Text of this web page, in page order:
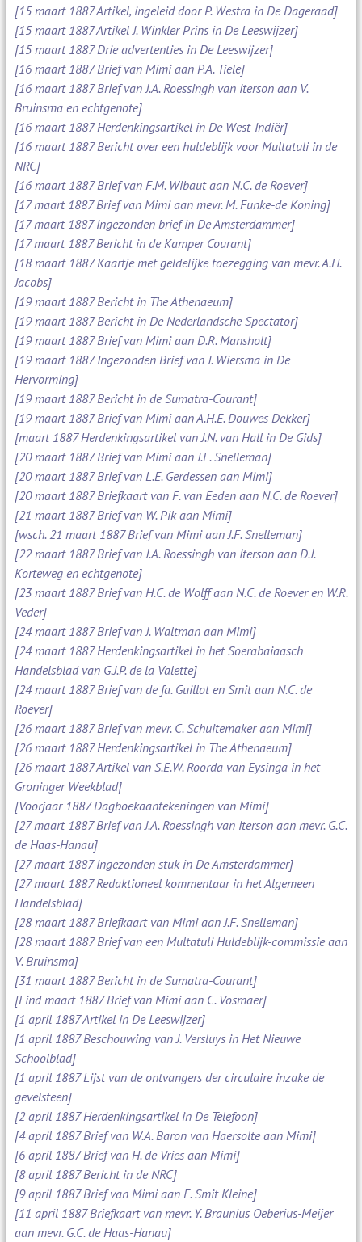
[15 maart 1887 Artikel, ingeleid door P. Westra in De Dageraad]
[15 maart 1887 Artikel J. Winkler Prins in De Leeswijzer]
[15 maart 1887 Drie advertenties in De Leeswijzer]
[16 maart 1887 Brief van Mimi aan P.A. Tiele]
[16 maart 1887 Brief van J.A. Roessingh van Iterson aan V.
Bruinsma en echtgenote]
[16 maart 1887 Herdenkingsartikel in De West-Indiër]
[16 maart 1887 Bericht over een huldeblijk voor Multatuli in de
NRC]
[16 maart 1887 Brief van F.M. Wibaut aan N.C. de Roever]
[17 maart 1887 Brief van Mimi aan mevr. M. Funke-de Koning]
[17 maart 1887 Ingezonden brief in De Amsterdammer]
[17 maart 1887 Bericht in de Kamper Courant]
[18 maart 1887 Kaartje met geldelijke toezegging van mevr. A.H.
Jacobs]
[19 maart 1887 Bericht in The Athenaeum]
[19 maart 1887 Bericht in De Nederlandsche Spectator]
[19 maart 1887 Brief van Mimi aan D.R. Mansholt]
[19 maart 1887 Ingezonden Brief van J. Wiersma in De
Hervorming]
[19 maart 1887 Bericht in de Sumatra-Courant]
[19 maart 1887 Brief van Mimi aan A.H.E. Douwes Dekker]
[maart 1887 Herdenkingsartikel van J.N. van Hall in De Gids]
[20 maart 1887 Brief van Mimi aan J.F. Snelleman]
[20 maart 1887 Brief van L.E. Gerdessen aan Mimi]
[20 maart 1887 Briefkaart van F. van Eeden aan N.C. de Roever]
[21 maart 1887 Brief van W. Pik aan Mimi]
[wsch. 21 maart 1887 Brief van Mimi aan J.F. Snelleman]
[22 maart 1887 Brief van J.A. Roessingh van Iterson aan D.J.
Korteweg en echtgenote]
[23 maart 1887 Brief van H.C. de Wolff aan N.C. de Roever en W.R.
Veder]
[24 maart 1887 Brief van J. Waltman aan Mimi]
[24 maart 1887 Herdenkingsartikel in het Soerabaiaasch
Handelsblad van G.J.P. de la Valette]
[24 maart 1887 Brief van de fa. Guillot en Smit aan N.C. de
Roever]
[26 maart 1887 Brief van mevr. C. Schuitemaker aan Mimi]
[26 maart 1887 Herdenkingsartikel in The Athenaeum]
[26 maart 1887 Artikel van S.E.W. Roorda van Eysinga in het
Groninger Weekblad]
[Voorjaar 1887 Dagboekaantekeningen van Mimi]
[27 maart 1887 Brief van J.A. Roessingh van Iterson aan mevr. G.C.
de Haas-Hanau]
[27 maart 1887 Ingezonden stuk in De Amsterdammer]
[27 maart 1887 Redaktioneel kommentaar in het Algemeen
Handelsblad]
[28 maart 1887 Briefkaart van Mimi aan J.F. Snelleman]
[28 maart 1887 Brief van een Multatuli Huldeblijk-commissie aan
V. Bruinsma]
[31 maart 1887 Bericht in de Sumatra-Courant]
[Eind maart 1887 Brief van Mimi aan C. Vosmaer]
[1 april 1887 Artikel in De Leeswijzer]
[1 april 1887 Beschouwing van J. Versluys in Het Nieuwe
Schoolblad]
[1 april 1887 Lijst van de ontvangers der circulaire inzake de
gevelsteen]
[2 april 1887 Herdenkingsartikel in De Telefoon]
[4 april 1887 Brief van W.A. Baron van Haersolte aan Mimi]
[6 april 1887 Brief van H. de Vries aan Mimi]
[8 april 1887 Bericht in de NRC]
[9 april 1887 Brief van Mimi aan F. Smit Kleine]
[11 april 1887 Briefkaart van mevr. Y. Braunius Oeberius-Meijer
aan mevr. G.C. de Haas-Hanau]